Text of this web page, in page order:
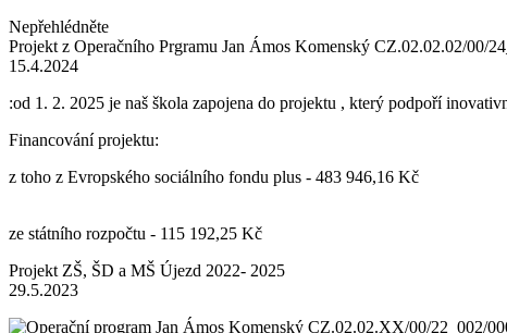
Nepřehlédněte
Projekt z Operačního Prgramu Jan Ámos Komenský CZ.02.02.02/00/
15.4.2024
:od 1. 2. 2025 je naš škola zapojena do projektu , který podpoří
Financování projektu:
z toho z Evropského sociálního fondu plus - 483 946,16 Kč
ze státního rozpočtu - 115 192,25 Kč
Projekt ZŠ, ŠD a MŠ Újezd 2022- 2025
29.5.2023